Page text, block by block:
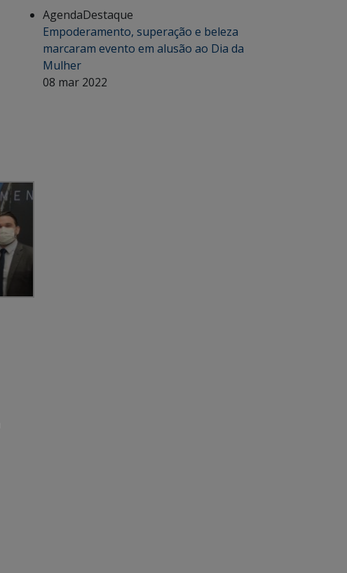
AgendaDestaque
Empoderamento, superação e beleza
marcaram evento em alusão ao Dia da
Mulher
08 mar 2022